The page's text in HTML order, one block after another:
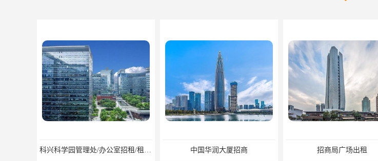
科兴科学园管理处/办公室招租/租金价格 中国华润大厦招商 招商局广场出租